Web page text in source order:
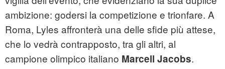
ambizione: godersi la competizione e trionfare. A
Roma, Lyles affronterà una delle sfide più attese,
che lo vedrà contrapposto, tra gli altri, al
campione olimpico italiano Marcell Jacobs.